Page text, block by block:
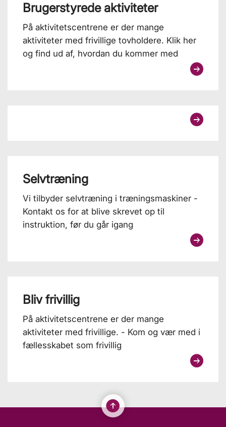
Brugerstyrede aktiviteter
På aktivitetscentrene er der mange
aktiviteter med frivillige tovholdere. Klik her
og find ud af, hvordan du kommer med
Selvtræning
Vi tilbyder selvtræning i træningsmaskiner -
Kontakt os for at blive skrevet op til
instruktion, før du går igang
Bliv frivillig
På aktivitetscentrene er der mange
aktiviteter med frivillige. - Kom og vær med i
fællesskabet som frivillig